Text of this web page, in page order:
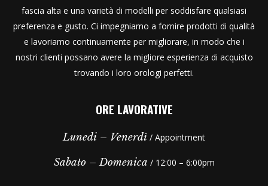
fascia alta e una varietà di modelli per soddisfare qualsiasi
preferenza e gusto. Ci impegniamo a fornire prodotti di qualità
e lavoriamo continuamente per migliorare, in modo che i
nostri clienti possano avere la migliore esperienza di acquisto
trovando i loro orologi perfetti.
ORE LAVORATIVE
Lunedi – Venerdì / Appointment
Sabato – Domenica / 12:00 – 6:00pm